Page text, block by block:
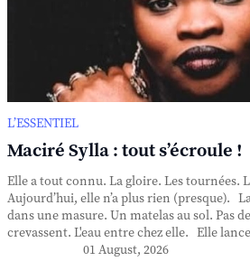
L’ESSENTIEL
Maciré Sylla : tout s’écroule !
Elle a tout connu. La gloire. Les tournées.
Aujourd’hui, elle n’a plus rien (presque).
dans une masure. Un matelas au sol. Pas
crevassent. L'eau entre chez elle. Elle
01 August, 2026